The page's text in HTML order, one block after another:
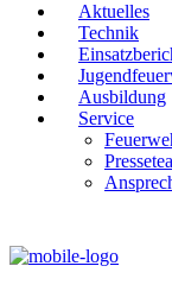
Aktuelles
Technik
Ausbildung
Service